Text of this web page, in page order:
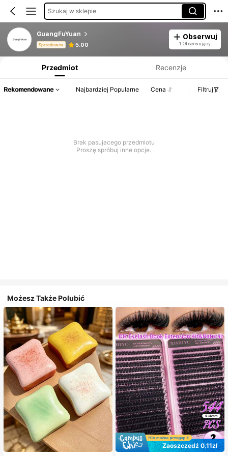
Szukaj w sklepie
GuangFuYuan
Sprzedawca 5.00
Obserwuj
1 Obserwujący
Przedmiot Recenzje
Rekomendowane Najbardziej Popularne Cena Filtruj
Brak pasujacego przedmiotu
Proszę spróbuj inne opcje.
Możesz Także Polubić
Zaoszczędź 0,11zł